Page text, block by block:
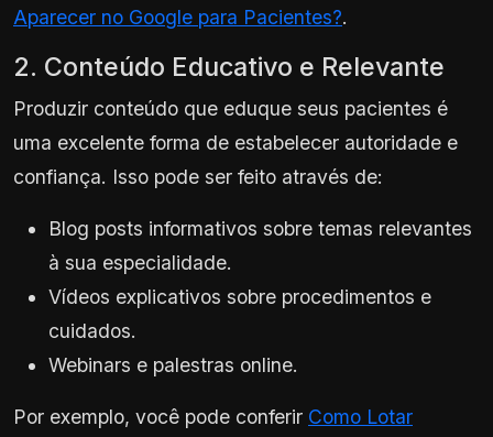
Aparecer no Google para Pacientes?.
2. Conteúdo Educativo e Relevante
Produzir conteúdo que eduque seus pacientes é
uma excelente forma de estabelecer autoridade e
confiança. Isso pode ser feito através de:
Blog posts informativos sobre temas relevantes
à sua especialidade.
Vídeos explicativos sobre procedimentos e
cuidados.
Webinars e palestras online.
Por exemplo, você pode conferir Como Lotar